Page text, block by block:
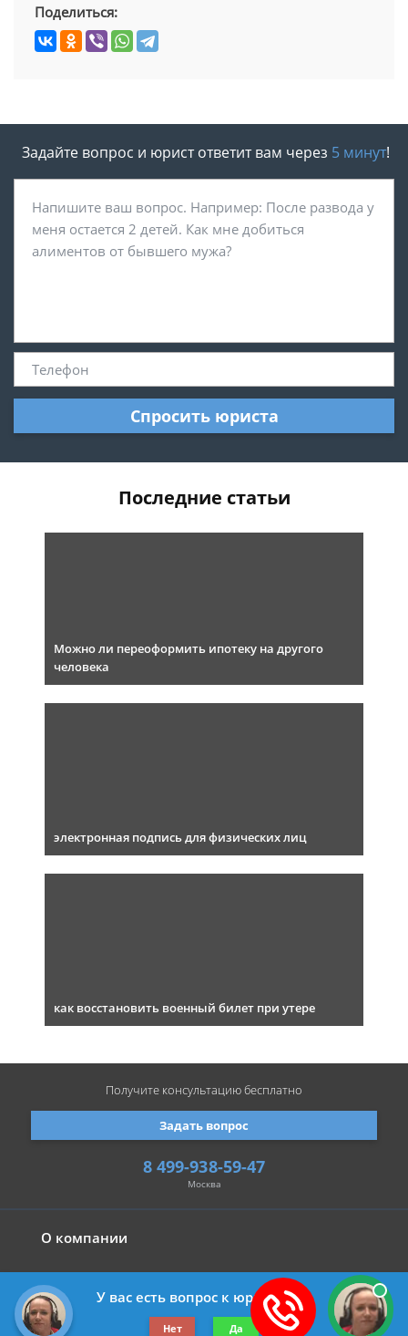
Поделиться:
Задайте вопрос и юрист ответит вам через 5 минут!
Спросить юриста
Последние статьи
Можно ли переоформить ипотеку на другого
человека
электронная подпись для физических лиц
как восстановить военный билет при утере
О компании
©2019-2026 Все права защищены.
8 499-938-59-47
Москва
Задать вопрос
Получите консультациюбесплатно
У вас есть вопрос к юристу?
Нет Да